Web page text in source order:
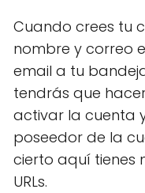
Cuando crees tu
nombre y correo
email a tu
tendrás que
activar la cuenta
poseedor de la
cierto aquí tienes
URLs.